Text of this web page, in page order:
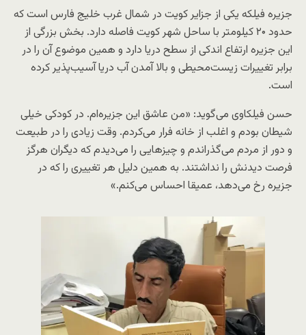
جزیره فیلکه یکی از جزایر کویت در شمال غرب خلیج فارس است که
حدود ۲۰ کیلومتر با ساحل شهر کویت فاصله دارد. بخش بزرگی از
این جزیره ارتفاع اندکی از سطح دریا دارد و همین موضوع آن را در
برابر تغییرات زیست‌محیطی و بالا آمدن آب دریا آسیب‌پذیر کرده
است.
حسن فیلکاوی می‌گوید: «من عاشق این جزیره‌ام. در کودکی خیلی
شیطان بودم و اغلب از خانه فرار می‌کردم. وقت زیادی را در طبیعت
و دور از مردم می‌گذراندم و چیزهایی را می‌دیدم که دیگران هرگز
فرصت دیدنش را نداشتند. به همین دلیل هر تغییری را که در
جزیره رخ می‌دهد، عمیقا احساس می‌کنم.»